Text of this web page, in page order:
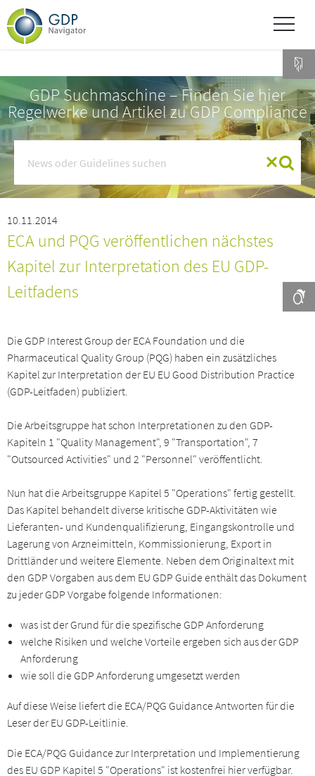
GDP Suchmaschine – Finden Sie hier
Regelwerke und Artikel zu GDP Compliance
10.11.2014
ECA und PQG veröffentlichen nächstes
Kapitel zur Interpretation des EU GDP-
Leitfadens
Die GDP Interest Group der ECA Foundation und die
Pharmaceutical Quality Group (PQG) haben ein zusätzliches
Kapitel zur Interpretation der EU EU Good Distribution Practice
(GDP-Leitfaden) publiziert.
Die Arbeitsgruppe hat schon Interpretationen zu den GDP-
Kapiteln 1 "Quality Management", 9 "Transportation", 7
"Outsourced Activities" und 2 "Personnel" veröffentlicht.
Nun hat die Arbeitsgruppe Kapitel 5 "Operations" fertig gestellt.
Das Kapitel behandelt diverse kritische GDP-Aktivitäten wie
Lieferanten- und Kundenqualifizierung, Eingangskontrolle und
Lagerung von Arzneimitteln, Kommissionierung, Export in
Drittländer und weitere Elemente. Neben dem Originaltext mit
den GDP Vorgaben aus dem EU GDP Guide enthält das Dokument
zu jeder GDP Vorgabe folgende Informationen:
was ist der Grund für die spezifische GDP Anforderung
welche Risiken und welche Vorteile ergeben sich aus der GDP
Anforderung
wie soll die GDP Anforderung umgesetzt werden
Auf diese Weise liefert die ECA/PQG Guidance Antworten für die
Leser der EU GDP-Leitlinie.
Die ECA/PQG Guidance zur Interpretation und Implementierung
des EU GDP Kapitel 5 "Operations" ist kostenfrei hier verfügbar.